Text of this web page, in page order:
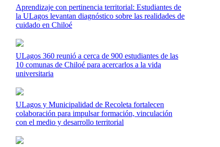
Aprendizaje con pertinencia territorial: Estudiantes de
la ULagos levantan diagnóstico sobre las realidades de
cuidado en Chiloé
ULagos 360 reunió a cerca de 900 estudiantes de las
10 comunas de Chiloé para acercarlos a la vida
universitaria
ULagos y Municipalidad de Recoleta fortalecen
colaboración para impulsar formación, vinculación
con el medio y desarrollo territorial